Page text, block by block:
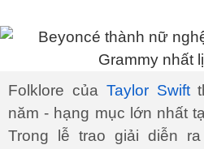
Folklore của Taylor Swift
năm - hạng mục lớn nhất
Trong lễ trao giải diễn